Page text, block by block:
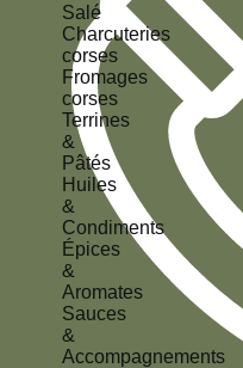
Salé
Charcuteries
corses
Fromages
corses
Terrines
&
Pâtés
Huiles
&
Condiments
Épices
&
Aromates
Sauces
&
Accompagnements